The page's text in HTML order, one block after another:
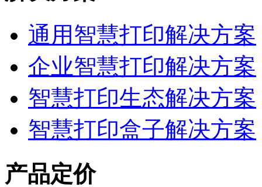
通用智慧打印解决方案
企业智慧打印解决方案
智慧打印生态解决方案
智慧打印盒子解决方案
产品定价